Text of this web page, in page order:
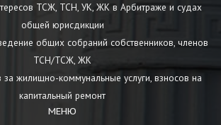
ТСЖ, ТСН, УК, ЖК в Арбитраже и судах
общей юрисдикции
общих собраний собственников, членов
ТСН/ТСЖ, ЖК
жилищно-коммунальные услуги, взносов на
капитальный ремонт
МЕНЮ